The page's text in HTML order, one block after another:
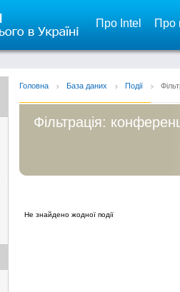
Про Intel Про
Головна База даних Події
Фільтрація:
Не знайдено жодної події